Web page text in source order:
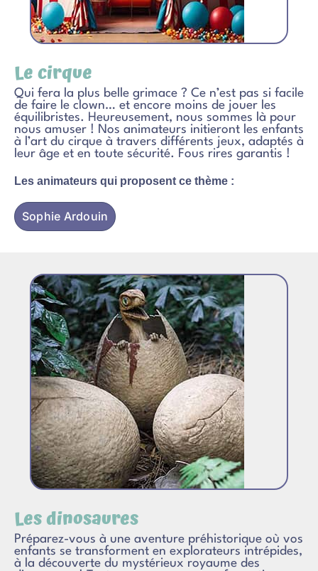
Le cirque
Qui fera la plus belle grimace ? Ce n’est pas si facile
de faire le clown… et encore moins de jouer les
équilibristes. Heureusement, nous sommes là pour
nous amuser ! Nos animateurs initieront les enfants
à l’art du cirque à travers différents jeux, adaptés à
leur âge et en toute sécurité. Fous rires garantis !
Les animateurs qui proposent ce thème :
Sophie Ardouin
Les dinosaures
Préparez-vous à une aventure préhistorique où vos
enfants se transforment en explorateurs intrépides,
à la découverte du mystérieux royaume des